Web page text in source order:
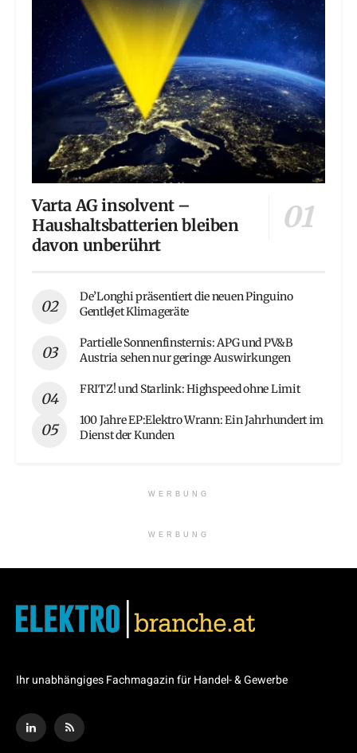
Varta AG insolvent –
Haushaltsbatterien bleiben
davon unberührt
De’Longhi präsentiert die neuen Pinguino
GentleJet Klimageräte
Partielle Sonnenfinsternis: APG und PV&B
Austria sehen nur geringe Auswirkungen
FRITZ! und Starlink: Highspeed ohne Limit
100 Jahre EP:Elektro Wrann: Ein Jahrhundert im
Dienst der Kunden
WERBUNG
WERBUNG
Ihr unabhängiges Fachmagazin für Handel- & Gewerbe